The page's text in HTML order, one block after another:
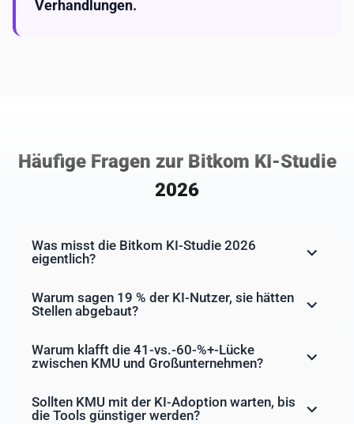
Verhandlungen.
Häufige Fragen zur Bitkom KI-Studie
2026
Was misst die Bitkom KI-Studie 2026
eigentlich?
Warum sagen 19 % der KI-Nutzer, sie hätten
Stellen abgebaut?
Warum klafft die 41-vs.-60-%+-Lücke
zwischen KMU und Großunternehmen?
Sollten KMU mit der KI-Adoption warten, bis
die Tools günstiger werden?